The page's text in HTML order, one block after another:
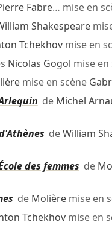
Fabre… mise en
Shakespeare
Tchekhovmise en
Nicolas Gogol mise en
mise en scène
de Michel
deWilliam
des femmes de
de Molièremise en
Tchekhovmise en